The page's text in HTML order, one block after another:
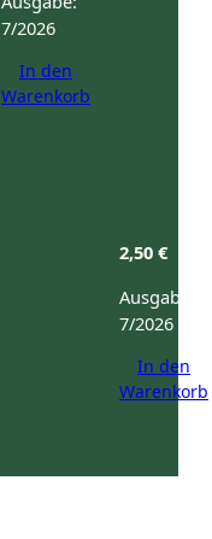
7/2026
In den
Warenkorb
2,50 €
Ausgabe:
7/2026
In den
Warenkorb